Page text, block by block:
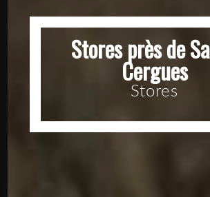
Stores près de
Cergues
Stores